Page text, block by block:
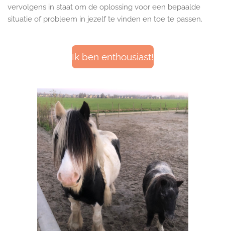
vervolgens in staat om de oplossing voor een bepaalde
situatie of probleem in jezelf te vinden en toe te passen.
Ik ben enthousiast!